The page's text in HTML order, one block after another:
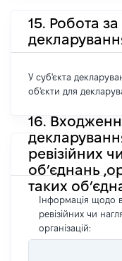
15. Робота за
У суб'єкта
об'єкти для
16.
ревізійних
об’єднань
таких
Інформація щодо
ревізійних чи
організацій: